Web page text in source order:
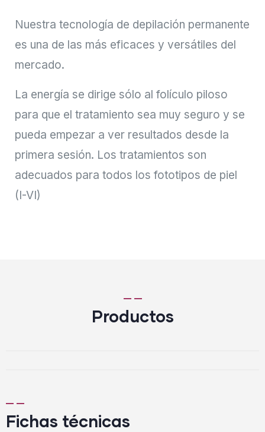
Nuestra tecnología de depilación permanente
es una de las más eficaces y versátiles del
mercado.
La energía se dirige sólo al folículo piloso
para que el tratamiento sea muy seguro y se
pueda empezar a ver resultados desde la
primera sesión. Los tratamientos son
adecuados para todos los fototipos de piel
(I-VI)
Productos
Fichas técnicas